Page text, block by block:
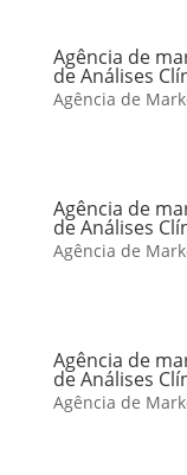
Agência de
de Análises
Agência de
Agência de
de Análises
Agência de
Agência de
de Análises
Agência de